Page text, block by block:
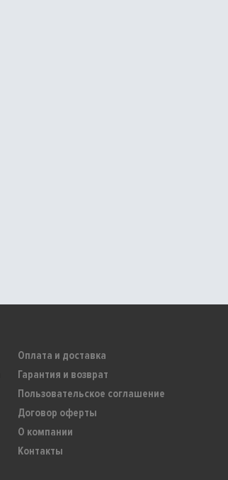
Оплата и доставка
Гарантия и возврат
Пользовательское соглашение
Договор оферты
О компании
Контакты